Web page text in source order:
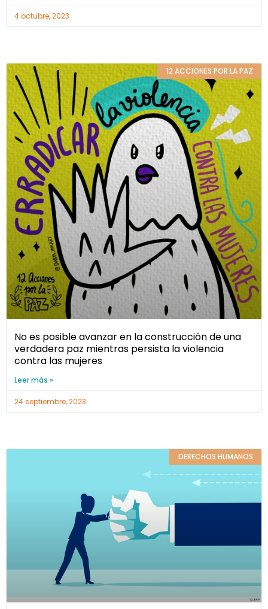
4 octubre, 2023
12 ACCIONES POR LA PAZ
No es posible avanzar en la construcción de una
verdadera paz mientras persista la violencia
contra las mujeres
Leer más »
24 septiembre, 2023
DERECHOS HUMANOS